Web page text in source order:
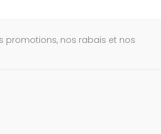
promotions, nos rabais et nos